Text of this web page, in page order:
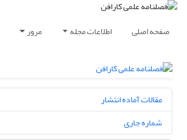
صفحه اصلی اطلاعات مجله مرور
مقالات آماده انتشار
شماره جاری